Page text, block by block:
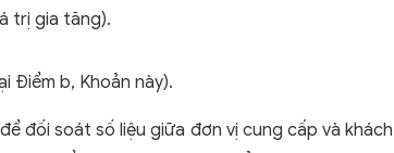
trị gia tăng).
Điểm b, Khoản này).
đối soát số liệu giữa đơn vị cung cấp và khách